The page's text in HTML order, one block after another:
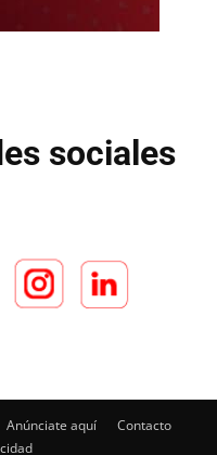
sociales
Anúnciate aquí
Contacto